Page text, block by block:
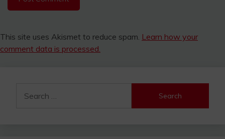
This site uses Akismet to reduce spam. Learn how your
comment data is processed.
for: